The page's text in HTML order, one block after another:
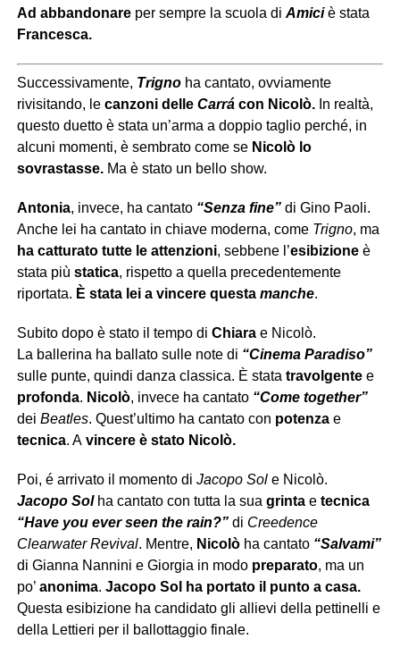
Ad abbandonareper sempre la scuola di Amici è stata
Francesca.
Successivamente, Trigno ha cantato, ovviamente
rivisitando, lecanzoni delle Carrácon Nicolò.In realtà,
questo duetto è stata un’arma a doppio taglio perché, in
alcuni momenti, è sembrato come se Nicolò lo
sovrastasse.Ma è stato un bello show.
Antonia, invece, ha cantato“Senza fine”di Gino Paoli.
Anche lei ha cantato in chiave moderna, come Trigno, ma
ha catturato tutte le attenzioni, sebbene l’esibizioneè
stata più statica, rispetto a quella precedentemente
riportata. È stata lei a vincere questa manche.
Subito dopo è stato il tempo di Chiarae Nicolò.
La ballerina ha ballato sulle note di “Cinema Paradiso”
sulle punte, quindi danza classica. È stata travolgente e
profonda. Nicolò, invece ha cantato “Come together”
dei Beatles. Quest’ultimo ha cantato con potenzae
tecnica. Avincere è stato Nicolò.
Poi, é arrivato il momento di Jacopo Sole Nicolò.
Jacopo Sol ha cantato con tutta la sua grintae tecnica
“Have you ever seen the rain?”di Creedence
Clearwater Revival. Mentre, Nicolòha cantato“Salvami”
di Gianna Nannini e Giorgia in modo preparato, ma un
po’ anonima. Jacopo Sol ha portato il punto a casa.
Questa esibizione ha candidato gli allievi della pettinelli e
della Lettieri per il ballottaggio finale.